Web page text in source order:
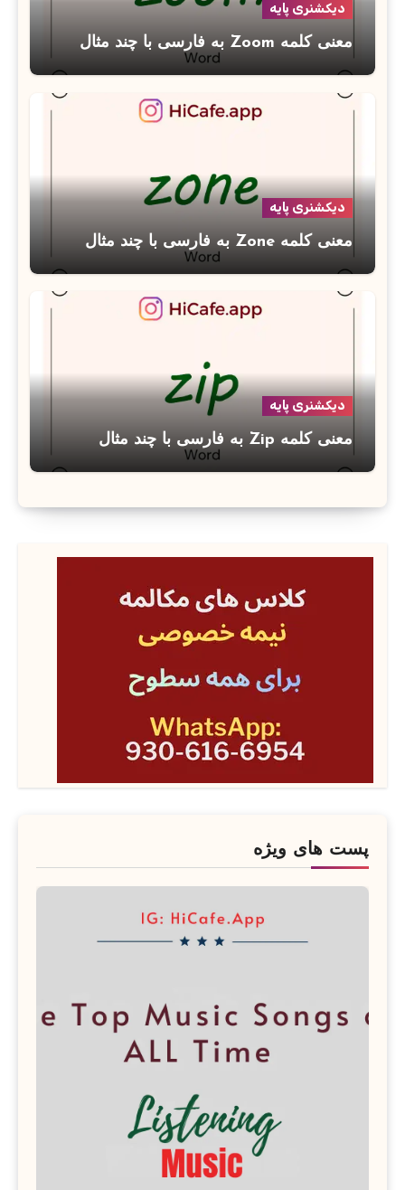
دیکشنری پایه
معنی کلمه Zoom به فارسی با چند مثال
دیکشنری پایه
معنی کلمه Zone به فارسی با چند مثال
دیکشنری پایه
معنی کلمه Zip به فارسی با چند مثال
پست های ویژه